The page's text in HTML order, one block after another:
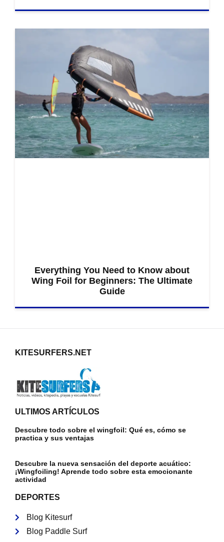
Everything You Need to Know about
Wing Foil for Beginners: The Ultimate
Guide
KITESURFERS.NET
ULTIMOS ARTÍCULOS
Descubre todo sobre el wingfoil: Qué es, cómo se
practica y sus ventajas
Descubre la nueva sensación del deporte acuático:
¡Wingfoiling! Aprende todo sobre esta emocionante
actividad
DEPORTES
Blog Kitesurf
Blog Paddle Surf